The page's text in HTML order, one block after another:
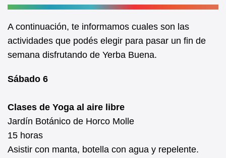
A continuación, te informamos cuales son las
actividades que podés elegir para pasar un fin de
semana disfrutando de Yerba Buena.
Sábado 6
Clases de Yoga al aire libre
Jardín Botánico de Horco Molle
15 horas
Asistir con manta, botella con agua y repelente.